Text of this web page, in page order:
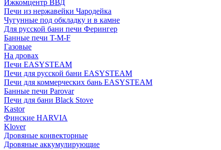
Ижкомцентр ВВД
Печи из нержавейки Чародейка
Чугунные под обкладку и в камне
Для русской бани печи Ферингер
Банные печи T-M-F
Газовые
На дровах
Печи EASYSTEAM
Печи для русской бани EASYSTEAM
Печи для коммерческих бань EASYSTEAM
Банные печи Parovar
Печи для бани Black Stove
Kastor
Финские HARVIA
Klover
Дровяные конвекторные
Дровяные аккумулирующие